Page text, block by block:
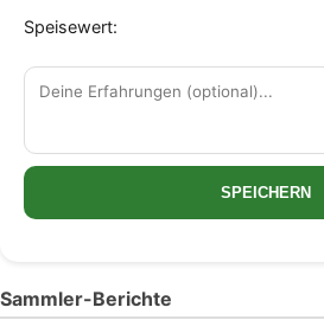
Speisewert:
SPEICHERN
Sammler-Berichte